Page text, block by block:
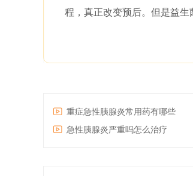
程，真正改变预后。但是益生
重症急性胰腺炎常用药有哪些
急性胰腺炎严重吗怎么治疗